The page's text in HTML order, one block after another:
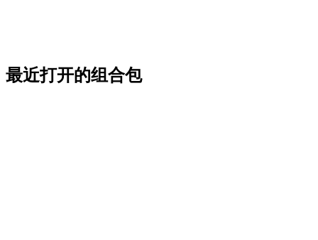
最近打开的组合包